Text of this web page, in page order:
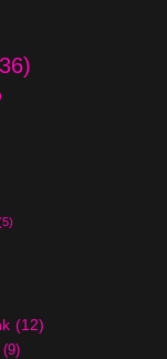
(12)
(9)